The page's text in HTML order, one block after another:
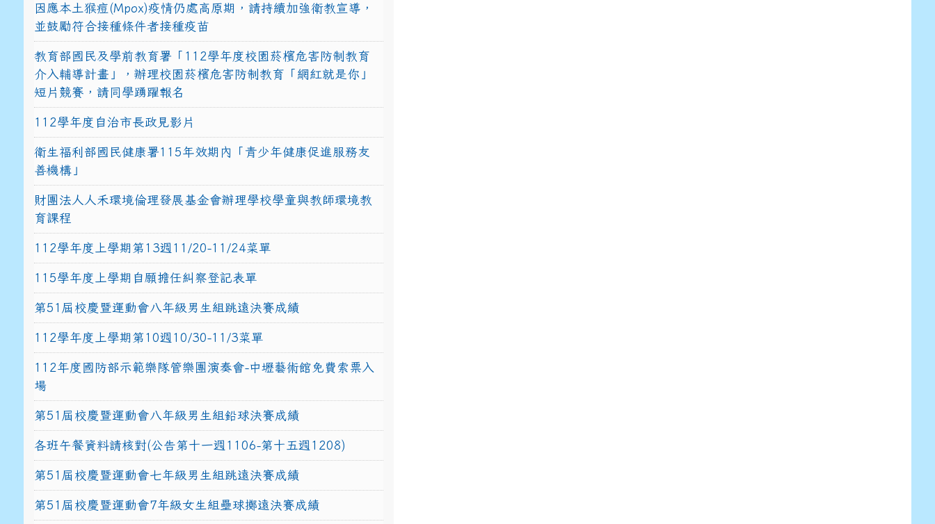
因應本土猴痘(Mpox)疫情仍處高原期，請持續加強衛教宣導，
並鼓勵符合接種條件者接種疫苗
教育部國民及學前教育署「112學年度校園菸檳危害防制教育
介入輔導計畫」，辦理校園菸檳危害防制教育「網紅就是你」
短片競賽，請同學踴躍報名
112學年度自治市長政見影片
衛生福利部國民健康署115年效期內「青少年健康促進服務友
善機構」
財團法人人禾環境倫理發展基金會辦理學校學童與教師環境教
育課程
112學年度上學期第13週11/20-11/24菜單
115學年度上學期自願擔任糾察登記表單
第51屆校慶暨運動會八年級男生組跳遠決賽成績
112學年度上學期第10週10/30-11/3菜單
112年度國防部示範樂隊管樂團演奏會-中壢藝術館免費索票入
場
第51屆校慶暨運動會八年級男生組鉛球決賽成績
各班午餐資料請核對(公告第十一週1106-第十五週1208)
第51屆校慶暨運動會七年級男生組跳遠決賽成績
第51屆校慶暨運動會7年級女生組壘球擲遠決賽成績